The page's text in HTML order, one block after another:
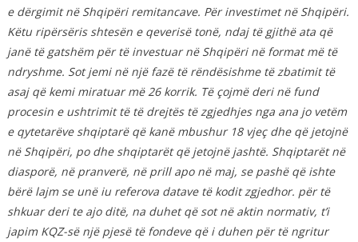
e dërgimit në Shqipëri remitancave. Për investimet në Shqipëri.
Këtu ripërsëris shtesën e qeverisë tonë, ndaj të gjithë ata që
janë të gatshëm për të investuar në Shqipëri në format më të
ndryshme. Sot jemi në një fazë të rëndësishme të zbatimit të
asaj që kemi miratuar më 26 korrik. Të çojmë deri në fund
procesin e ushtrimit të të drejtës të zgjedhjes nga ana jo vetëm
e qytetarëve shqiptarë që kanë mbushur 18 vjeç dhe që jetojnë
në Shqipëri, po dhe shqiptarët që jetojnë jashtë. Shqiptarët në
diasporë, në pranverë, në prill apo në maj, se pashë që ishte
bërë lajm se unë iu referova datave të kodit zgjedhor. për të
shkuar deri te ajo ditë, na duhet që sot në aktin normativ, t’i
japim KQZ-së një pjesë të fondeve që i duhen për të ngritur